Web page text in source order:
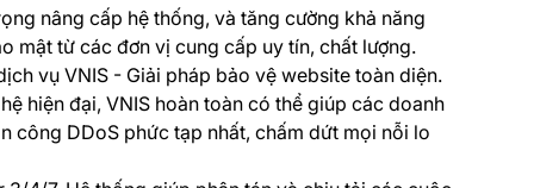
nâng cấp hệ thống, và tăng cường khả năng
mật từ các đơn vị cung cấp uy tín, chất lượng.
vụ VNIS - Giải pháp bảo vệ website toàn diện.
hiện đại, VNIS hoàn toàn có thể giúp các doanh
công DDoS phức tạp nhất, chấm dứt mọi nỗi lo